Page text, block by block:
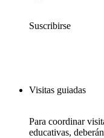
Suscribirse
Visitas guiadas
Para coordinar
educativas,